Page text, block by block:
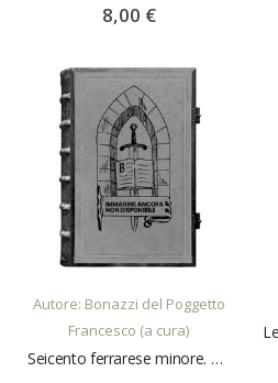
8,00 €
AGGIUNGI AL CARRELLO
Autore: Bonazzi del Poggetto
Francesco (a cura)
Seicento ferrarese minore. Dipinti restaurati. Ferrara, dicembre 1969-gennaio 1970